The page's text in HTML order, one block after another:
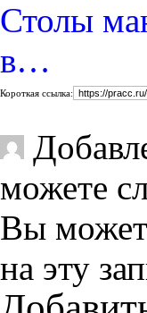
Столы
в…
Короткая ссылка:
можете
Вы
на эту